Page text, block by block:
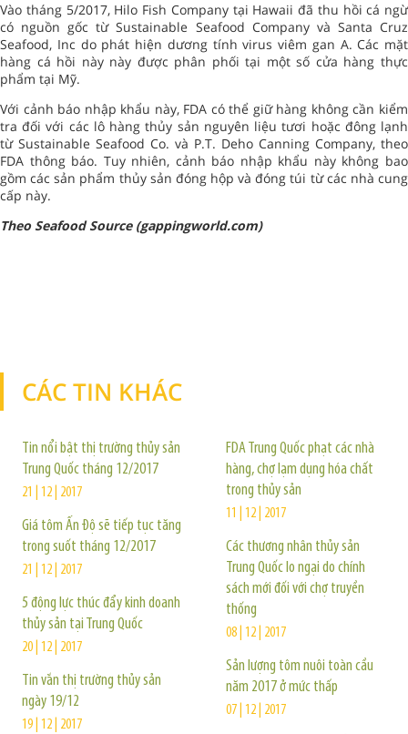
Vào tháng 5/2017, Hilo Fish Company tại Hawaii đã thu hồi cá ngừ
có nguồn gốc từ Sustainable Seafood Company và Santa Cruz
Seafood, Inc do phát hiện dương tính virus viêm gan A. Các mặt
hàng cá hồi này này được phân phối tại một số cửa hàng thực
phẩm tại Mỹ.
Với cảnh báo nhập khẩu này, FDA có thể giữ hàng không cần kiểm
tra đối với các lô hàng thủy sản nguyên liệu tươi hoặc đông lạnh
từ Sustainable Seafood Co. và P.T. Deho Canning Company, theo
FDA thông báo. Tuy nhiên, cảnh báo nhập khẩu này không bao
gồm các sản phẩm thủy sản đóng hộp và đóng túi từ các nhà cung
cấp này.
Theo Seafood Source (gappingworld.com)
CÁC TIN KHÁC
Tin nổi bật thị trường thủy sản
Trung Quốc tháng 12/2017
21 | 12 | 2017
Giá tôm Ấn Độ sẽ tiếp tục tăng
trong suốt tháng 12/2017
21 | 12 | 2017
5 động lực thúc đẩy kinh doanh
thủy sản tại Trung Quốc
20 | 12 | 2017
Tin vắn thị trường thủy sản
ngày 19/12
19 | 12 | 2017
FDA Trung Quốc phạt các nhà
hàng, chợ lạm dụng hóa chất
trong thủy sản
11 | 12 | 2017
Các thương nhân thủy sản
Trung Quốc lo ngại do chính
sách mới đối với chợ truyền
thống
08 | 12 | 2017
Sản lượng tôm nuôi toàn cầu
năm 2017 ở mức thấp
07 | 12 | 2017